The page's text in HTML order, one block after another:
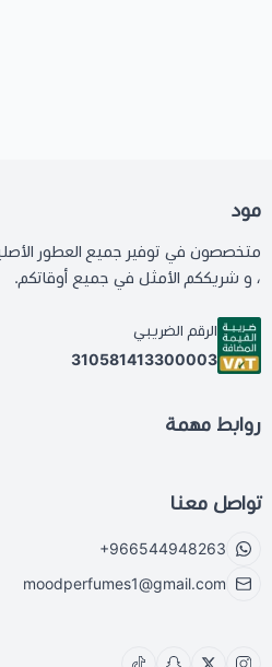
مود
متخصصون في توفير جميع العطور
، و شريككم الأمثل في جميع أوقاتكم.
الرقم الضريبي
310581413300003
روابط مهمة
تواصل معنا
+966544948263
moodperfumes1@gmail.com